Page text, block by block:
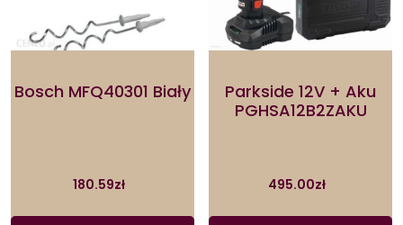
Bosch MFQ40301 Biały
180.59zł
Parkside 12V + Aku
PGHSA12B2ZAKU
495.00zł